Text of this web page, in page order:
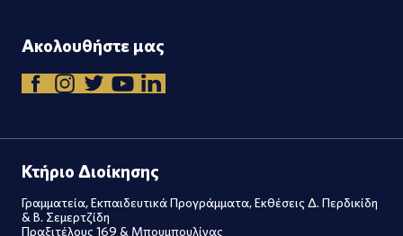
Ακολουθήστε μας
Κτήριο Διοίκησης
Γραμματεία, Εκπαιδευτικά Προγράμματα, Εκθέσεις Δ. Περδικίδη
& Β. Σεμερτζίδη
Πραξιτέλους 169 & Μπουμπουλίνας